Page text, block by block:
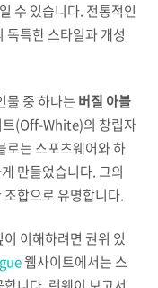
수 있습니다. 전통적인
독특한 스타일과 개성
물 중 하나는 버질 아블
트(Off-White)의 창립자
로는 스포츠웨어와 하
만들었습니다. 그의
합으로 유명합니다.
이해하려면 권위 있
웹사이트에서는 스